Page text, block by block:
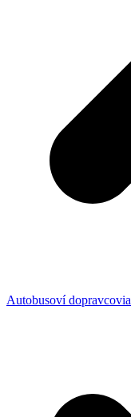
Autobusoví dopravcovia